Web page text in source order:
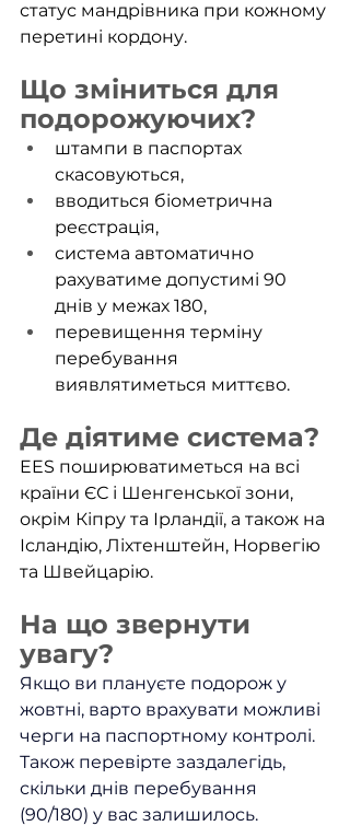
статус мандрівника при кожному
перетині кордону.
Що зміниться для
подорожуючих?
штампи в паспортах
скасовуються,
вводиться біометрична
реєстрація,
система автоматично
рахуватиме допустимі 90
днів у межах 180,
перевищення терміну
перебування
виявлятиметься миттєво.
Де діятиме система?
EES поширюватиметься на всі
країни ЄС і Шенгенської зони,
окрім Кіпру та Ірландії, а також на
Ісландію, Ліхтенштейн, Норвегію
та Швейцарію.
На що звернути
увагу?
Якщо ви плануєте подорож у
жовтні, варто врахувати можливі
черги на паспортному контролі.
Також перевірте заздалегідь,
скільки днів перебування
(90/180) у вас залишилось.